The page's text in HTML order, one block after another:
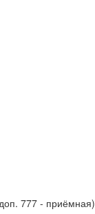
777 - приёмная)